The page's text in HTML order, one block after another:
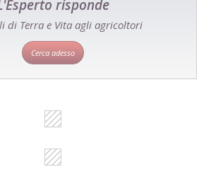
risponde
di Terra e Vita agli agricoltori
Cerca adesso